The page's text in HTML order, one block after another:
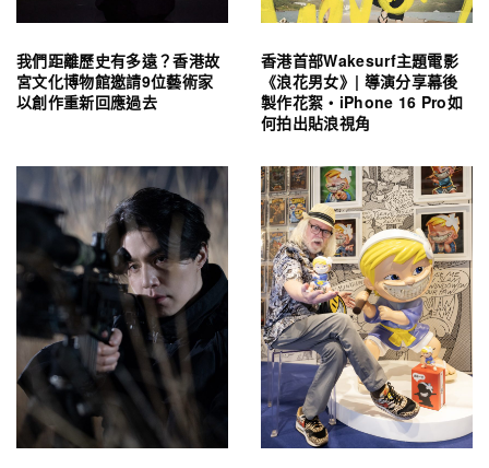
我們距離歷史有多遠？香港故
宮文化博物館邀請9位藝術家
以創作重新回應過去
香港首部Wakesurf主題電影
《浪花男女》| 導演分享幕後
製作花絮・iPhone 16 Pro如
何拍出貼浪視角